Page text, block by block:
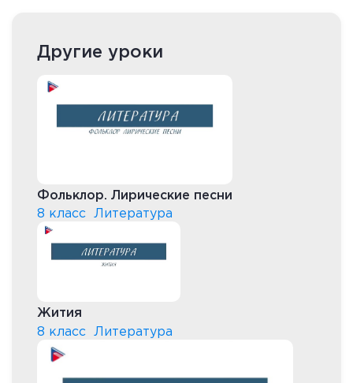
Другие уроки
Фольклор. Лирические песни
8 класс
Литература
Жития
8 класс
Литература